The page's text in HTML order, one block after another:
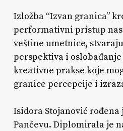
Izložba “Izvan granica”
performativni pristup
veštine umetnice,
perspektiva i
kreativne prakse koje
granice percepcije i
Isidora Stojanović rođena
Pančevu. Diplomirala je